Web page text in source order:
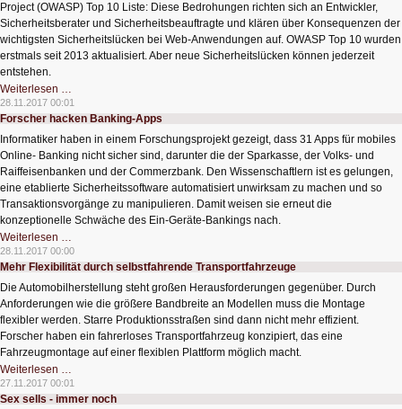
Project (OWASP) Top 10 Liste: Diese Bedrohungen richten sich an Entwickler,
Sicherheitsberater und Sicherheitsbeauftragte und klären über Konsequenzen der
wichtigsten Sicherheitslücken bei Web-Anwendungen auf. OWASP Top 10 wurden
erstmals seit 2013 aktualisiert. Aber neue Sicherheitslücken können jederzeit
entstehen.
Weiterlesen …
Sicherheitslage
für
Webanwendungen
28.11.2017 00:01
Forscher hacken Banking-Apps
Informatiker haben in einem Forschungsprojekt gezeigt, dass 31 Apps für mobiles
Online- Banking nicht sicher sind, darunter die der Sparkasse, der Volks- und
Raiffeisenbanken und der Commerzbank. Den Wissenschaftlern ist es gelungen,
eine etablierte Sicherheitssoftware automatisiert unwirksam zu machen und so
Transaktionsvorgänge zu manipulieren. Damit weisen sie erneut die
konzeptionelle Schwäche des Ein-Geräte-Bankings nach.
Weiterlesen …
hacken
Banking-
Apps
28.11.2017 00:00
Mehr Flexibilität durch selbstfahrende Transportfahrzeuge
Die Automobilherstellung steht großen Herausforderungen gegenüber. Durch
Anforderungen wie die größere Bandbreite an Modellen muss die Montage
flexibler werden. Starre Produktionsstraßen sind dann nicht mehr effizient.
Forscher haben ein fahrerloses Transportfahrzeug konzipiert, das eine
Fahrzeugmontage auf einer flexiblen Plattform möglich macht.
Weiterlesen …
Flexibilität
durch
selbstfahrende
27.11.2017 00:01
Sex sells - immer noch